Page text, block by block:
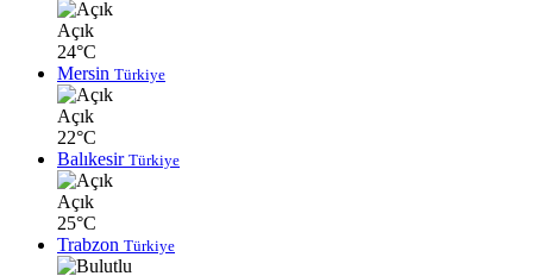
Açık
24°C
Mersin Türkiye
Açık
22°C
Balıkesir Türkiye
Açık
25°C
Trabzon Türkiye